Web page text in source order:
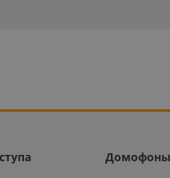
Домофоны